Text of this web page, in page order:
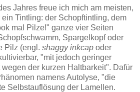
Jahres freue ich mich am meisten,
Tintling: der Schopftintling, dem
mal Pilze!" ganze vier Seiten
Spargelkopf oder
Pilz (engl. shaggy inkcap oder
"mit jedoch geringer
der kurzen Haltbarkeit". Dafür
namens Autolyse, "die
Selbstauflösung der Lamellen.